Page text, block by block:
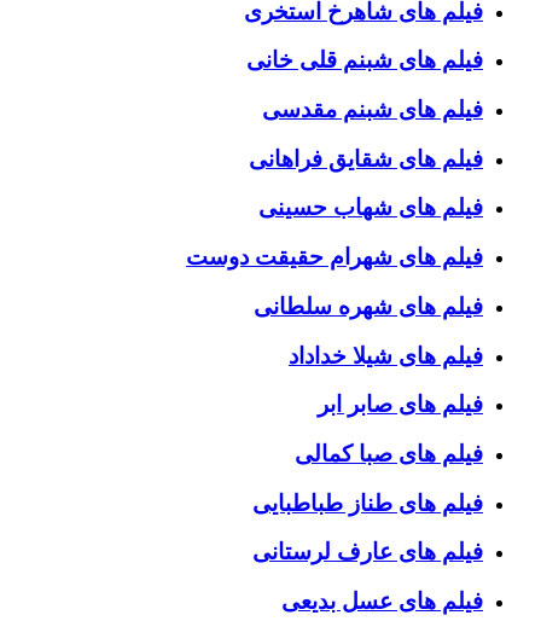
فیلم های شاهرخ استخری
فیلم های شبنم قلی خانی
فیلم های شبنم مقدسی
فیلم های شقایق فراهانی
فیلم های شهاب حسینی
فیلم های شهرام حقیقت دوست
فیلم های شهره سلطانی
فیلم های شیلا خداداد
فیلم های صابر ابر
فیلم های صبا کمالی
فیلم های طناز طباطبایی
فیلم های عارف لرستانی
فیلم های عسل بدیعی